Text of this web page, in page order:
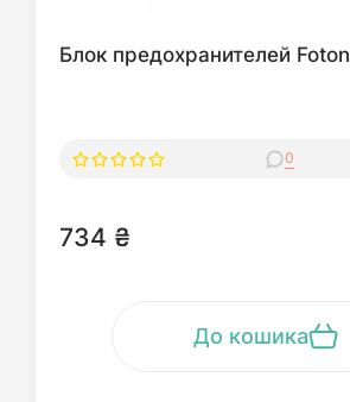
Блок предохранителей Foton
0
734 ₴
До кошика